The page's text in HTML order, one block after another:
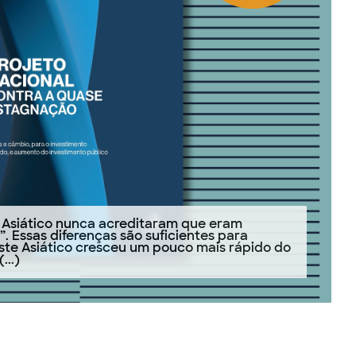
nunca acreditaram que eram
Essas diferenças são suficientes para
Asiático cresceu um pouco mais rápido do